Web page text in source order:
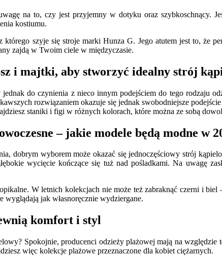
na to, czy jest przyjemny w dotyku oraz szybkoschnący.
kostiumu.
szyje się stroje marki Hunza G. Jego atutem jest to, że
zajdą w Twoim ciele w międzyczasie.
i majtki, aby stworzyć idealny strój
do czynienia z nieco innym podejściem do tego rodzaju
rozwiązaniem okazuje się jednak swobodniejsze
staniki i figi w różnych kolorach, które można ze sobą
– jakie modele będą modne w
dobrym wyborem może okazać się jednoczęściowy strój
wycięcie kończące się tuż nad pośladkami. Na uwagę
W letnich kolekcjach nie może też zabraknąć czerni i biel
jak własnoręcznie wydziergane.
komfort i styl
Spokojnie, producenci odzieży plażowej mają na względzie
więc kolekcje plażowe przeznaczone dla kobiet ciężarnych.